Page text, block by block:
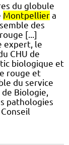
du globule
Montpellier a
des
[...]
expert, le
CHU de
biologique et
rouge et
du service
Biologie,
pathologies